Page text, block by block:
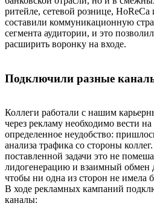
ритейле, сетевой рознице,
составили коммуникационную
сегмента аудитории, и это
расширить воронку на входе.
Подключили разные
Коллеги работали с нашим
через рекламу необходимо вести на
определенное неудобство:
анализа трафика со стороны
поставленной задачи это не
лидогенерацию и взаимный обмен
чтобы ни одна из сторон не имела
В ходе рекламных кампаний
каналы: